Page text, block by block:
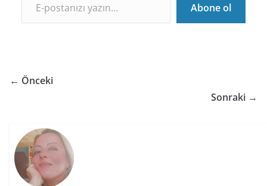
Abone ol
← Önceki
Sonraki →